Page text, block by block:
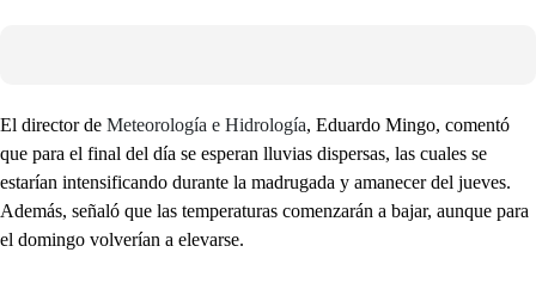
El director de Meteorología e Hidrología, Eduardo Mingo, comentó
que para el final del día se esperan lluvias dispersas, las cuales se
estarían intensificando durante la madrugada y amanecer del jueves.
Además, señaló que las temperaturas comenzarán a bajar, aunque para
el domingo volverían a elevarse.